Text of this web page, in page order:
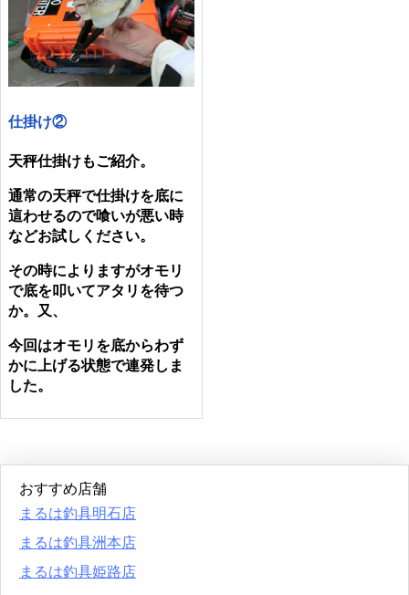
仕掛け②
天秤仕掛けもご紹介。
通常の天秤で仕掛けを底に
這わせるので喰いが悪い時
などお試しください。
その時によりますがオモリ
で底を叩いてアタリを待つ
か。又、
今回はオモリを底からわず
かに上げる状態で連発しま
した。
おすすめ店舗
まるは釣具明石店
まるは釣具洲本店
まるは釣具姫路店